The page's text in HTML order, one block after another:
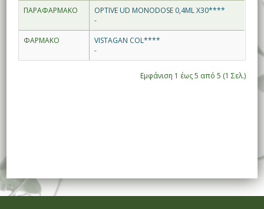
ΠΑΡΑΦΑΡΜΑΚΟ
OPTIVE UD MONODOSE 0,4ML X30****
-
ΦΑΡΜΑΚΟ
VISTAGAN COL****
-
Εμφάνιση 1 έως 5 από 5 (1 Σελ.)